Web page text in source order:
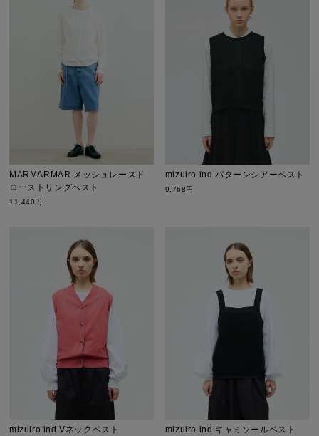
MARMARMAR メッシュレースド
ローストリングベスト
11,440円
mizuiro ind パターンシアーベスト
9,768円
mizuiro ind Vネックベスト mizuiro ind キャミソールベスト